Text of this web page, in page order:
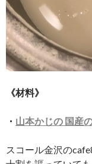
《材料》
・ 山本かじの 国産
スコール金沢の